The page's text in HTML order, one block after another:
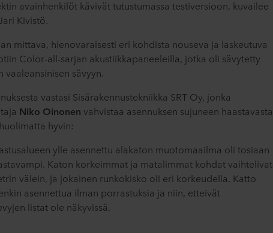
avainhenkilöt kävivät tutustumassa testiversioon, kuvailee
Kivistö.
mittava, hienovaraisesti eri kohdista nouseva ja laskeutuva
Color-all-sarjan akustiikkapaneeleilla, jotka oli sävytetty
vaaleansinisen sävyyn.
vastasi Sisärakennustekniikka SRT Oy, jonka
Niko Oinonen vahvistaa asennuksen sujuneen haastavasta
hyvin:
ylle asennettu alakaton muotomaailma oli tosiaan
Katon korkeimmat ja matalimmat kohdat vaihtelivat
välein, ja jokainen runkokisko oli eri korkeudella. Katto
asennettua ilman porrastuksia ja niin, etteivät
listat ole näkyvissä.